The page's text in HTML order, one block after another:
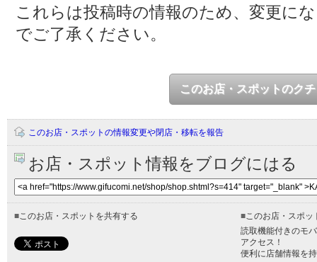
これらは投稿時の情報のため、変更に
でご了承ください。
このお店・スポットのク
このお店・スポットの情報変更や閉店・移転を報告
お店・スポット情報をブログにはる
■このお店・スポットを共有する ■このお店・スポッ
読取機能付きのモ
アクセス！
便利に店舗情報を